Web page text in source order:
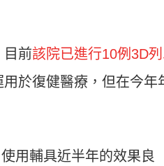
目前該院已進行10例3D
於復健醫療，但在今年
用輔具近半年的效果良